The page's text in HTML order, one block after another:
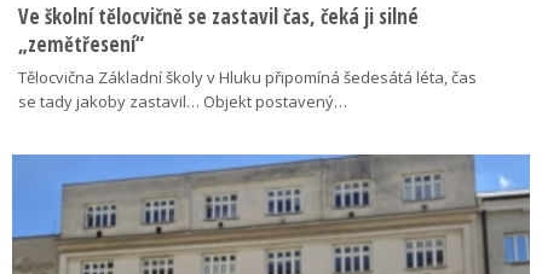
Ve školní tělocvičně se zastavil čas, čeká ji silné
„zemětřesení“
Tělocvična Základní školy v Hluku připomíná šedesátá léta, čas
se tady jakoby zastavil… Objekt postavený…